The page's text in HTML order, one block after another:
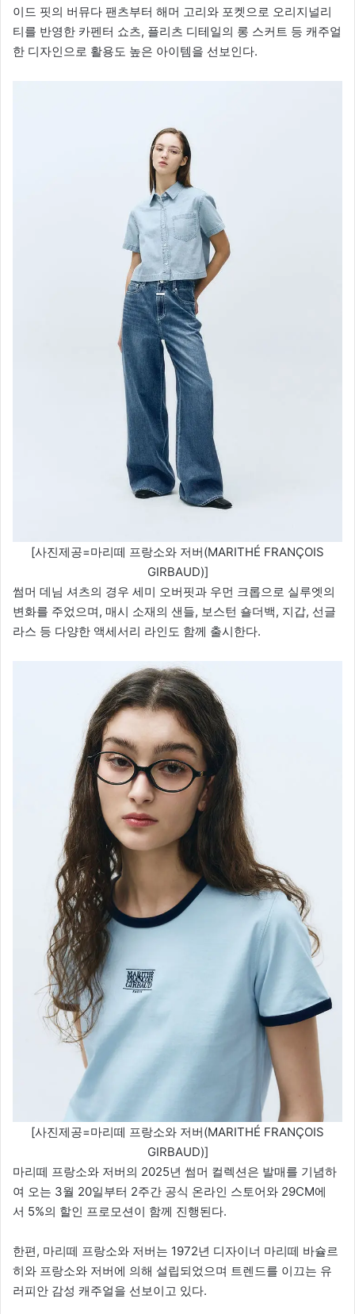
이드 핏의 버뮤다 팬츠부터 해머 고리와 포켓으로 오리지널리
티를 반영한 카펜터 쇼츠, 플리츠 디테일의 롱 스커트 등 캐주얼
한 디자인으로 활용도 높은 아이템을 선보인다.
[사진제공=마리떼 프랑소와 저버(MARITHÉ FRANÇOIS
GIRBAUD)]
썸머 데님 셔츠의 경우 세미 오버핏과 우먼 크롭으로 실루엣의
변화를 주었으며, 매시 소재의 샌들, 보스턴 숄더백, 지갑, 선글
라스 등 다양한 액세서리 라인도 함께 출시한다.
[사진제공=마리떼 프랑소와 저버(MARITHÉ FRANÇOIS
GIRBAUD)]
마리떼 프랑소와 저버의 2025년 썸머 컬렉션은 발매를 기념하
여 오는 3월 20일부터 2주간 공식 온라인 스토어와 29CM에
서 5%의 할인 프로모션이 함께 진행된다.
한편, 마리떼 프랑소와 저버는 1972년 디자이너 마리떼 바슐르
히와 프랑소와 저버에 의해 설립되었으며 트렌드를 이끄는 유
러피안 감성 캐주얼을 선보이고 있다.